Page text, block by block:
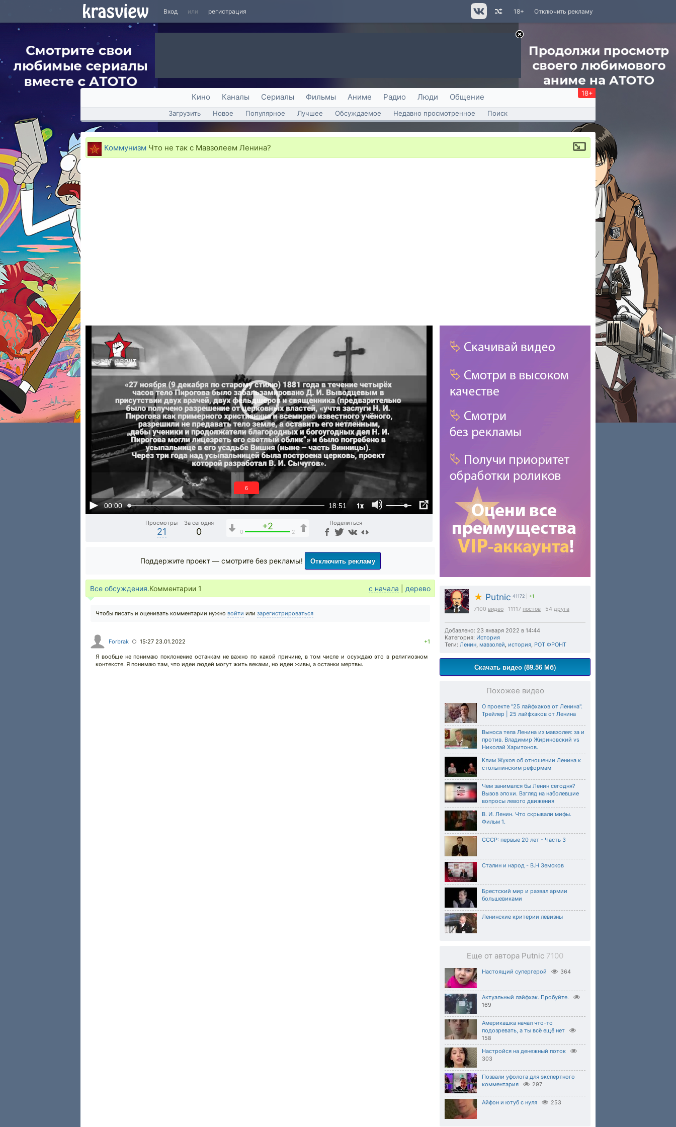
Вход или регистрация Отключить рекламу
18+
Кино Каналы Сериалы Фильмы Аниме Радио Люди Общение 18+
Загрузить Новое Популярное Лучшее Обсуждаемое Недавно просмотренное Поиск
Коммунизм Что не так с Мавзолеем Ленина?
00:00 18:51 1x
5
Просмотры
21
За сегодня
0
+2
0 2
Поделиться
★ Putnic 41172 +1
7100 видео 11117 постов 54 друга
Добавлено: 23 января 2022 в 14:44
Категория: История
Теги: Ленин, мавзолей, история, РОТ ФРОНТ
Скачать видео (89.56 Мб)
Похожее видео
О проекте "25 лайфхаков от Ленина".
Трейлер | 25 лайфхаков от Ленина
Выноса тела Ленина из мавзолея: за и
против. Владимир Жириновский vs
Николай Харитонов.
Клим Жуков об отношении Ленина к
столыпинским реформам
Чем занимался бы Ленин сегодня?
Вызов эпохи. Взгляд на наболевшие
вопросы левого движения
В. И. Ленин. Что скрывали мифы.
Фильм 1.
СССР: первые 20 лет - Часть 3
Сталин и народ - В.Н Земсков
Брестский мир и развал армии
большевиками
Ленинские критерии левизны
Еще от автора Putnic 7100
Настоящий супергерой 364
Актуальный лайфхак. Пробуйте.
169
Америкашка начал что-то
подозревать, а ты всё ещё нет
158
Настройся на денежный поток
303
Позвали уфолога для экспертного
комментария
297
Айфон и ютуб с нуля 253
Поддержите проект — смотрите без рекламы! Отключить рекламу
Все обсуждения.Комментарии 1 с начала дерево
Чтобы писать и оценивать комментарии нужно войти или зарегистрироваться
Forbrak ○ 15:27 23.01.2022 +1
Я вообще не понимаю поклонение останкам не важно по какой причине, в том числе и осуждаю это в религиозном
контексте. Я понимаю там, что идеи людей могут жить веками, но идеи живы, а останки мертвы.